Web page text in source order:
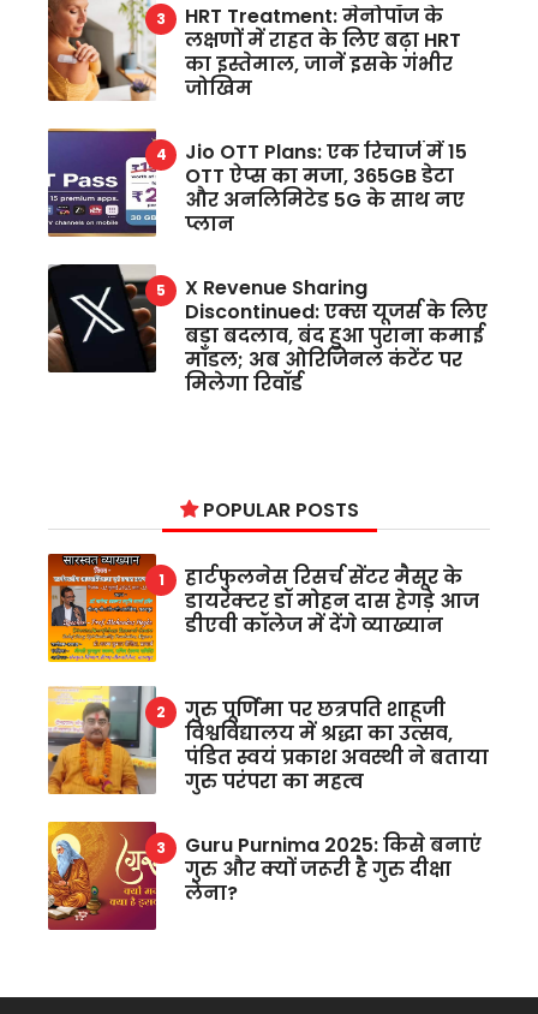
HRT Treatment: मेनोपॉज के
लक्षणों में राहत के लिए बढ़ा HRT
का इस्तेमाल, जानें इसके गंभीर
जोखिम
Jio OTT Plans: एक रिचार्ज में 15
OTT ऐप्स का मजा, 365GB डेटा
और अनलिमिटेड 5G के साथ नए
प्लान
X Revenue Sharing
Discontinued: एक्स यूजर्स के लिए
बड़ा बदलाव, बंद हुआ पुराना कमाई
मॉडल; अब ओरिजिनल कंटेंट पर
मिलेगा रिवॉर्ड
POPULAR POSTS
हार्टफुलनेस रिसर्च सेंटर मैसूर के
डायरेक्टर डॉ मोहन दास हेगड़े आज
डीएवी कॉलेज में देंगे व्याख्यान
गुरु पूर्णिमा पर छत्रपति शाहूजी
विश्वविद्यालय में श्रद्धा का उत्सव,
पंडित स्वयं प्रकाश अवस्थी ने बताया
गुरु परंपरा का महत्व
Guru Purnima 2025: किसे बनाएं
गुरु और क्यों जरूरी है गुरु दीक्षा
लेना?